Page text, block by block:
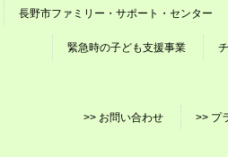
長野市ファミリー・サポート・センター
緊急時の子ども支援事業
>> お問い合わせ >> プ